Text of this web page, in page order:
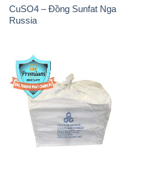
CuSO4 – Đồng Sunfat Nga
Russia